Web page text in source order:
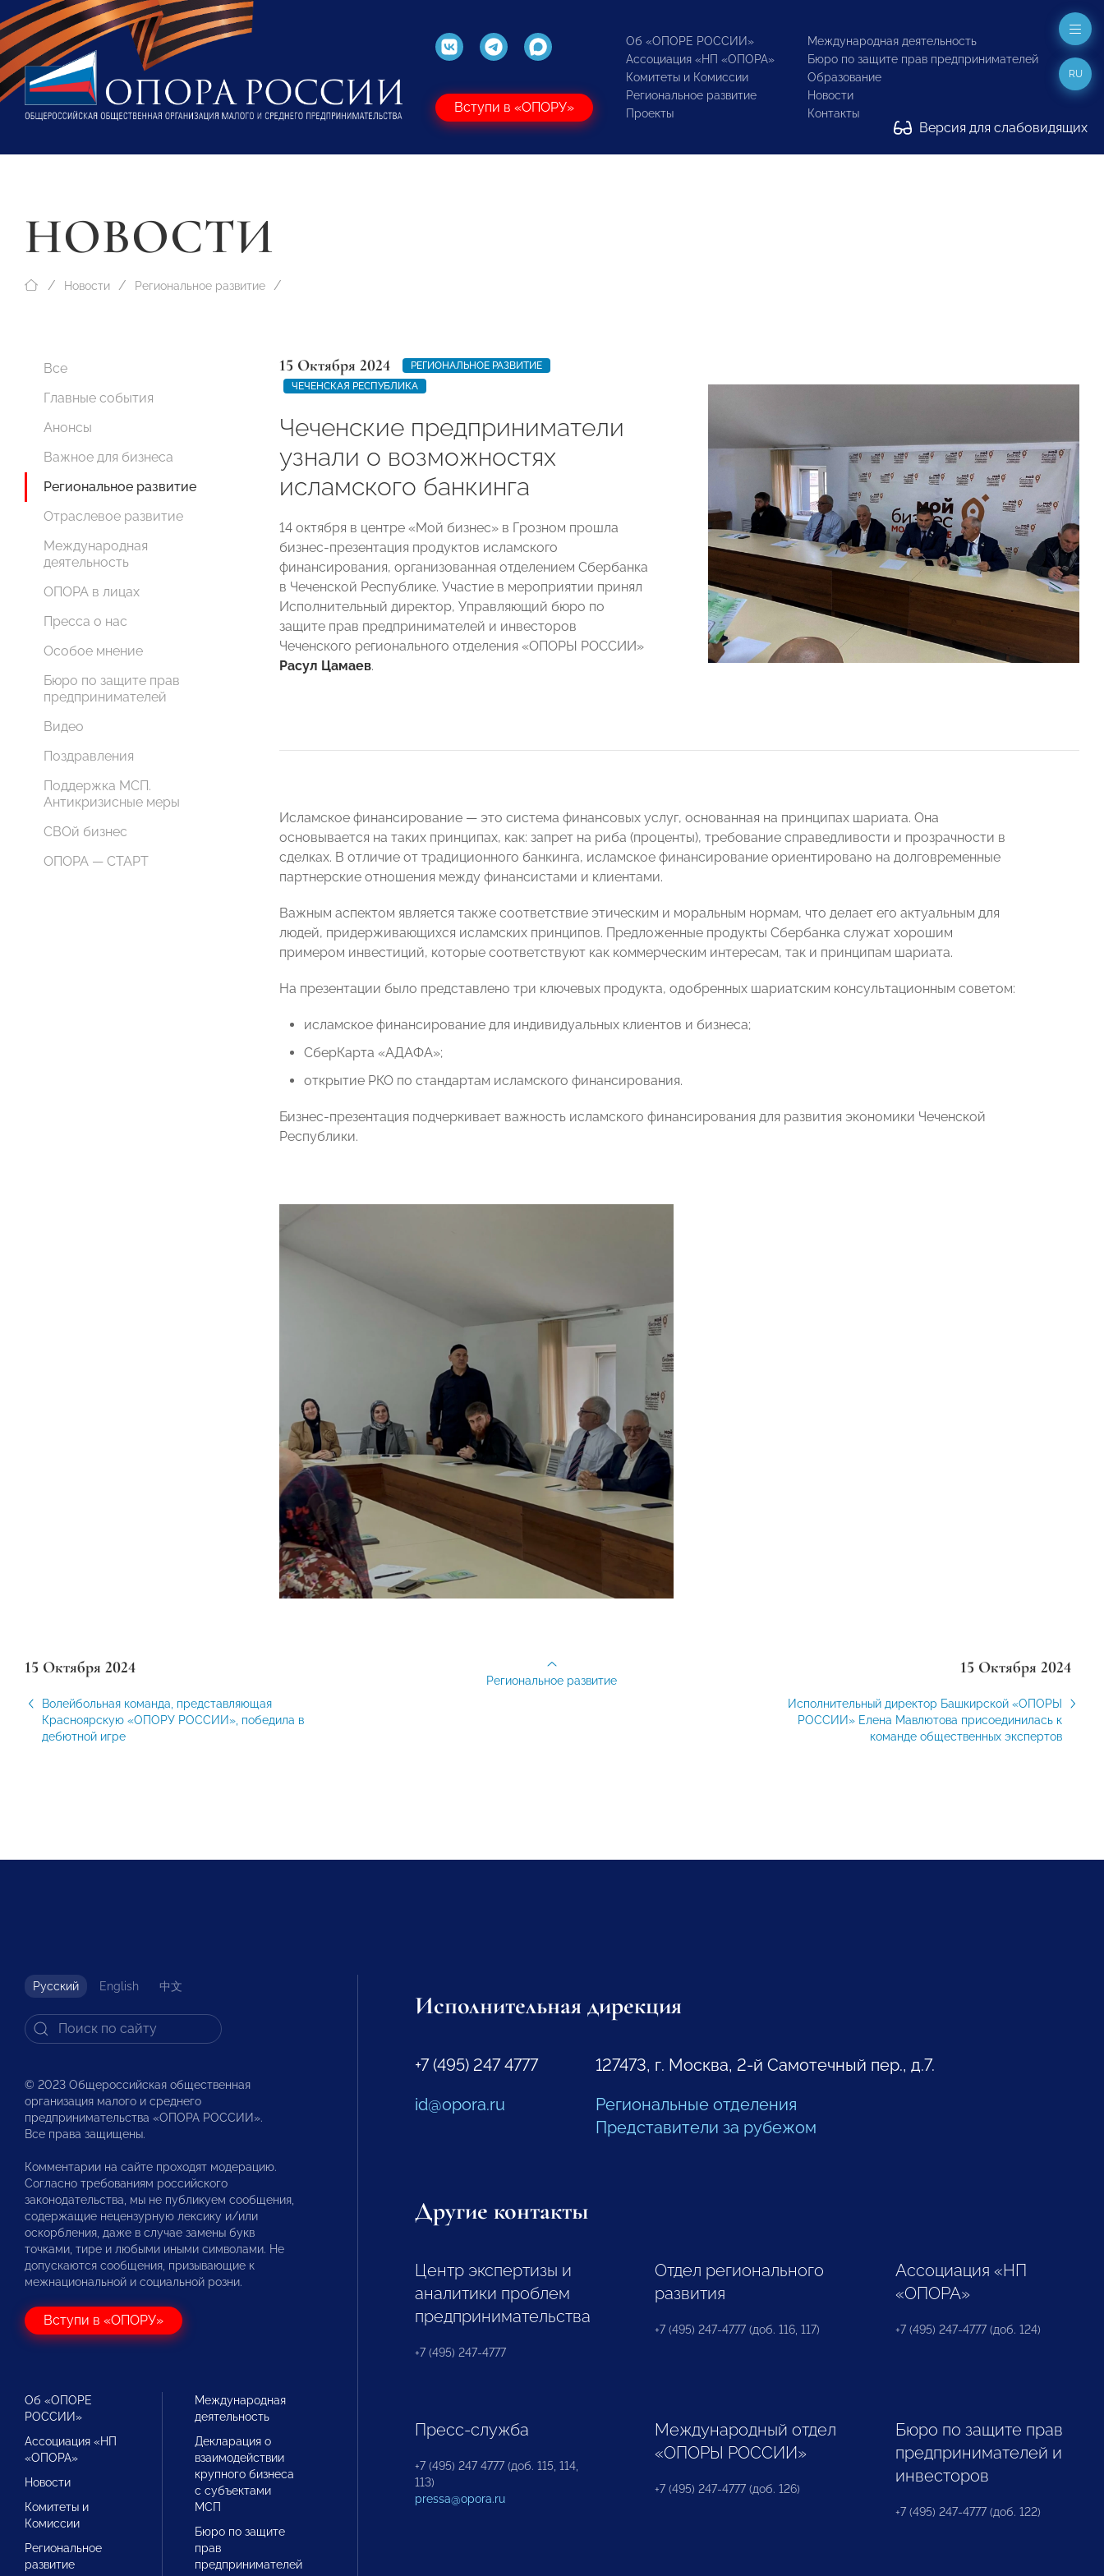
Вступи в «ОПОРУ»
Об «ОПОРЕ РОССИИ»
Ассоциация «НП «ОПОРА»
Комитеты и Комиссии
Региональное развитие
Проекты
Международная деятельность
Бюро по защите прав предпринимателей
Образование
Новости
Контакты
Версия для слабовидящих
RU
НОВОСТИ
Новости Региональное развитие
Все
Главные события
Анонсы
Важное для бизнеса
Региональное развитие
Отраслевое развитие
Международная
деятельность
ОПОРА в лицах
Пресса о нас
Особое мнение
Бюро по защите прав
предпринимателей
Видео
Поздравления
Поддержка МСП.
Антикризисные меры
СВОй бизнес
ОПОРА — СТАРТ
15 Октября 2024
РЕГИОНАЛЬНОЕ РАЗВИТИЕ
ЧЕЧЕНСКАЯ РЕСПУБЛИКА
Чеченские предприниматели
узнали о возможностях
исламского банкинга
14 октября в центре «Мой бизнес» в Грозном прошла
бизнес-презентация продуктов исламского
финансирования, организованная отделением Сбербанка
в Чеченской Республике. Участие в мероприятии принял
Исполнительный директор, Управляющий бюро по
защите прав предпринимателей и инвесторов
Чеченского регионального отделения «ОПОРЫ РОССИИ»
Расул Цамаев.
Исламское финансирование — это система финансовых услуг, основанная на принципах шариата. Она
основывается на таких принципах, как: запрет на риба (проценты), требование справедливости и прозрачности в
сделках. В отличие от традиционного банкинга, исламское финансирование ориентировано на долговременные
партнерские отношения между финансистами и клиентами.
Важным аспектом является также соответствие этическим и моральным нормам, что делает его актуальным для
людей, придерживающихся исламских принципов. Предложенные продукты Сбербанка служат хорошим
примером инвестиций, которые соответствуют как коммерческим интересам, так и принципам шариата.
На презентации было представлено три ключевых продукта, одобренных шариатским консультационным советом:
исламское финансирование для индивидуальных клиентов и бизнеса;
СберКарта «АДАФА»;
открытие РКО по стандартам исламского финансирования.
Бизнес-презентация подчеркивает важность исламского финансирования для развития экономики Чеченской
Республики.
15 Октября 2024
Волейбольная команда, представляющая
Красноярскую «ОПОРУ РОССИИ», победила в
дебютной игре
15 Октября 2024
Исполнительный директор Башкирской «ОПОРЫ
РОССИИ» Елена Мавлютова присоединилась к
команде общественных экспертов
Региональное развитие
Русский English 中文
© 2023 Общероссийская общественная
организация малого и среднего
предпринимательства «ОПОРА РОССИИ».
Все права защищены.
Комментарии на сайте проходят модерацию.
Согласно требованиям российского
законодательства, мы не публикуем сообщения,
содержащие нецензурную лексику и/или
оскорбления, даже в случае замены букв
точками, тире и любыми иными символами. Не
допускаются сообщения, призывающие к
межнациональной и социальной розни.
Вступи в «ОПОРУ»
Об «ОПОРЕ
РОССИИ»
Ассоциация «НП
«ОПОРА»
Новости
Комитеты и
Комиссии
Региональное
развитие
Международная
деятельность
Декларация о
взаимодействии
крупного бизнеса
с субъектами
МСП
Бюро по защите
прав
предпринимателей
Исполнительная дирекция
+7 (495) 247 4777
id@opora.ru
127473, г. Москва, 2-й Самотечный пер., д.7.
Региональные отделения
Представители за рубежом
Другие контакты
Центр экспертизы и
аналитики проблем
предпринимательства
+7 (495) 247-4777
Отдел регионального
развития
+7 (495) 247-4777 (доб. 116, 117)
Ассоциация «НП
«ОПОРА»
+7 (495) 247-4777 (доб. 124)
Пресс-служба
+7 (495) 247 4777 (доб. 115, 114,
113)
pressa@opora.ru
Международный отдел
«ОПОРЫ РОССИИ»
+7 (495) 247-4777 (доб. 126)
Бюро по защите прав
предпринимателей и
инвесторов
+7 (495) 247-4777 (доб. 122)